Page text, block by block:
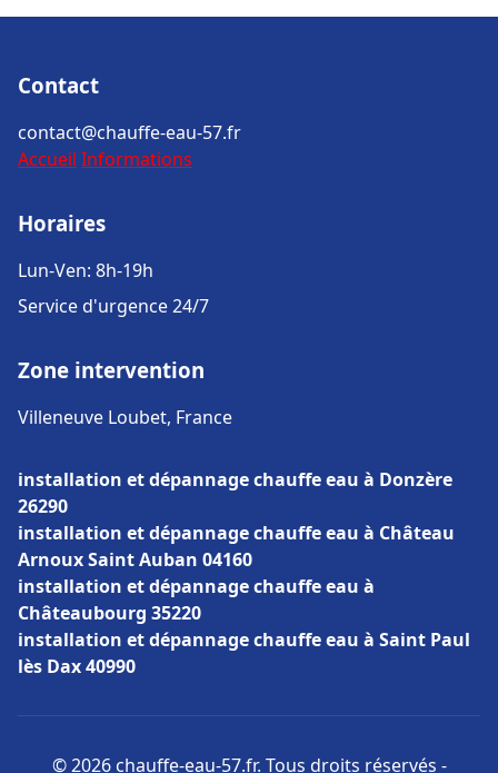
Contact
contact@chauffe-eau-57.fr
Accueil Informations
Horaires
Lun-Ven: 8h-19h
Service d'urgence 24/7
Zone intervention
Villeneuve Loubet, France
installation et dépannage chauffe eau à Donzère
26290
installation et dépannage chauffe eau à Château
Arnoux Saint Auban 04160
installation et dépannage chauffe eau à
Châteaubourg 35220
installation et dépannage chauffe eau à Saint Paul
lès Dax 40990
© 2026 chauffe-eau-57.fr. Tous droits réservés -